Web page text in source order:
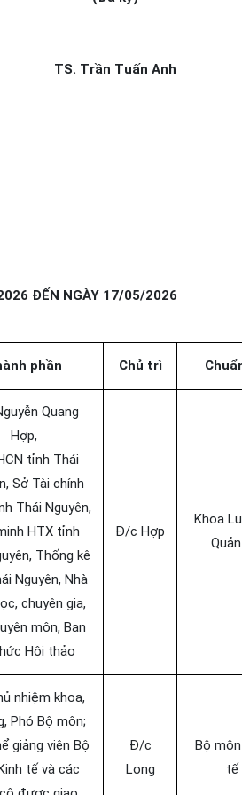
TS. Trần Tuấn Anh
ĐẾN NGÀY 17/05/2026
phần Chủ trì
Quang
Hợp,
tỉnh Thái
Sở Tài chính
Thái Nguyên,
HTX tỉnh
Thống kê
Nguyên, Nhà
chuyên gia,
môn, Ban
Hội thảo
Đ/c Hợp
Khoa
nhiệm khoa,
Phó Bộ môn;
giảng viên Bộ
tế và các
Đ/c
Long
Bộ
tế